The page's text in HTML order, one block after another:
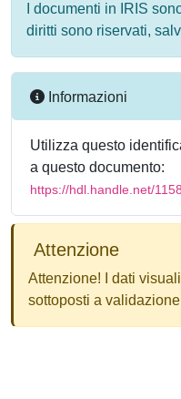
I documenti in IRIS
diritti sono riservati,
Informazioni
Utilizza questo
a questo documento:
https://hdl.handle.net/
Attenzione
Attenzione! I dati
sottoposti a